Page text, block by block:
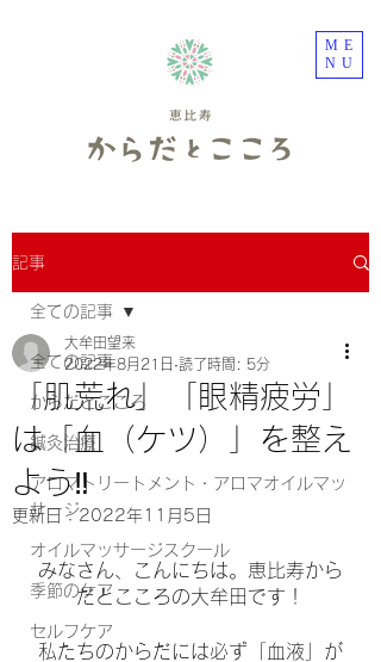
ME
NU
記事
全ての記事
からだとこころ
鍼灸治療
アロマトリートメント・アロマオイルマッ
サージ
オイルマッサージスクール
季節のケア
セルフケア
全ての記事
「肌荒れ」「眼精疲労」
は「血（ケツ）」を整え
よう‼️
大牟田望来
2022年8月21日 読了時間: 5分
更新日：2022年11月5日
みなさん、こんにちは。恵比寿から
だとこころの大牟田です！
私たちのからだには必ず「血液」が